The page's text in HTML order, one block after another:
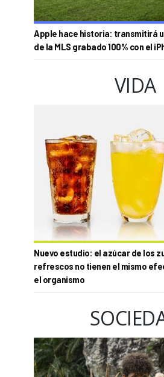
Apple hace historia: transmitirá
de la MLS grabado 100% con el
VIDA
Nuevo estudio: el azúcar de los
refrescos no tienen el mismo
el organismo